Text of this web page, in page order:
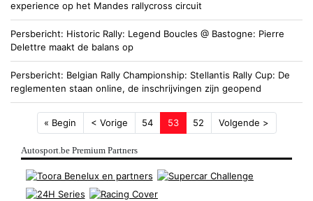
experience op het Mandes rallycross circuit
Persbericht Historic Rally Legend Boucles @ Bastogne: Pierre
Delettre maakt de balans op
Persbericht Belgian Rally Championship Stellantis Rally Cup: De
reglementen staan online, de inschrijvingen zijn geopend
« Begin < Vorige 54 53 52 Volgende >
Autosport.be Premium Partners